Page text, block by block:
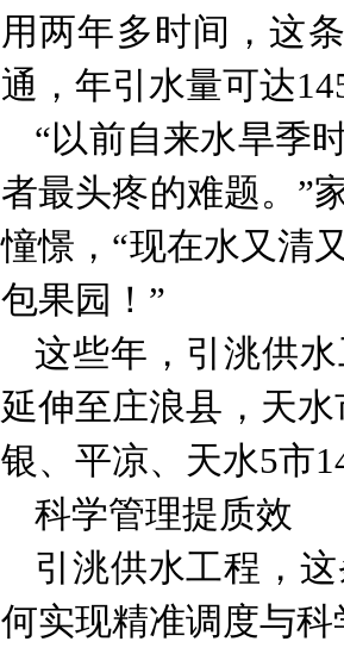
用两年多时间，这
通，年引水量可达
“以前自来水旱季
者最头疼的难题。”
憧憬，“现在水又清
包果园！”
这些年，引洮供
延伸至庄浪县，天
银、平凉、天水5市
科学管理提质效
引洮供水工程，
何实现精准调度与科